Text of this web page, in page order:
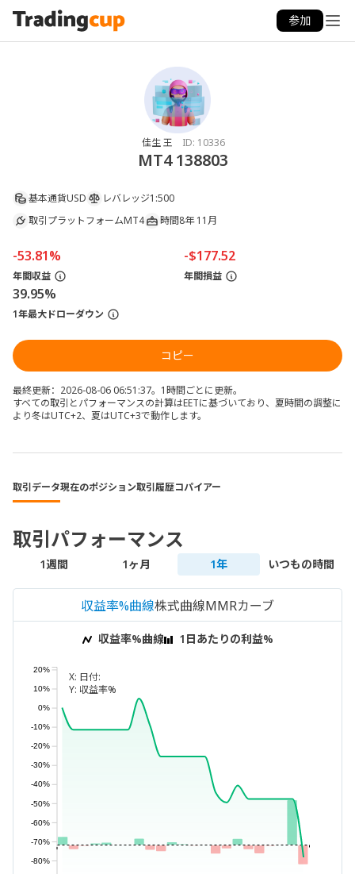
参加
佳生 王 ID: 10336
MT4 138803
基本通貨USD レバレッジ1:500
取引プラットフォームMT4 時間8年 11月
-53.81%
年間収益
-$177.52
年間損益
39.95%
1年最大ドローダウン
コピー
最終更新：2026-08-06 06:51:37。1時間ごとに更新。
すべての取引とパフォーマンスの計算はEETに基づいており、夏時間の調整に
より冬はUTC+2、夏はUTC+3で動作します。
取引データ現在のポジション取引履歴コパイアー
取引パフォーマンス
1週間 1ヶ月 1年 いつもの時間
収益率%曲線株式曲線MMRカーブ
収益率%曲線 1日あたりの利益%
X: 日付:
Y: 収益率%
-80%
-70%
-60%
-50%
-40%
-30%
-20%
-10%
0%
10%
20%